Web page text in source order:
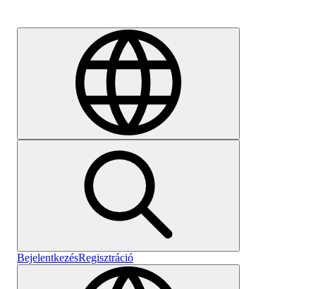
BejelentkezésRegisztráció